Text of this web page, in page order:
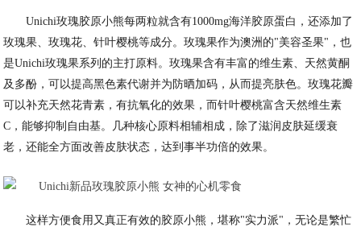
Unichi玫瑰胶原小熊每两粒就含有1000mg海洋胶原蛋白，还添加了
玫瑰果、玫瑰花、针叶樱桃等成分。玫瑰果作为澳洲的"美容圣果"，也
是Unichi玫瑰果系列的主打原料。玫瑰果含有丰富的维生素、天然黄酮
及多酚，可以提高黑色素代谢并为防晒加码，从而提亮肤色。玫瑰花瓣
可以补充天然花青素，有抗氧化的效果，而针叶樱桃富含天然维生素
C，能够抑制自由基。几种核心原料相辅相成，除了滋润皮肤延缓衰
老，还能全方面改善皮肤状态，达到事半功倍的效果。
这样方便食用又真正有效的胶原小熊，堪称"实力派"，无论是繁忙